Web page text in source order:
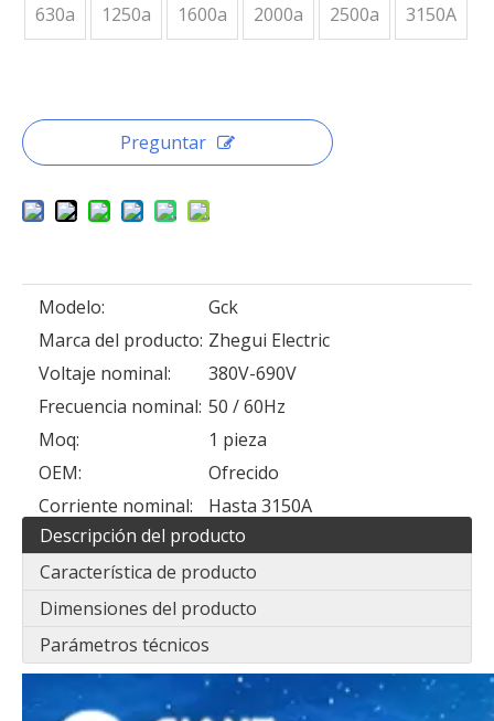
630a 1250a 1600a 2000a 2500a 3150A
Preguntar
Modelo:
Gck
Marca del producto: Zhegui Electric
Voltaje nominal:
380V-690V
Frecuencia nominal: 50 / 60Hz
Moq:
1 pieza
OEM:
Ofrecido
Corriente nominal:
Hasta 3150A
Descripción del producto
Característica de producto
Dimensiones del producto
Parámetros técnicos